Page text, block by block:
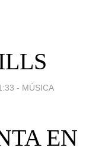
- MÚSICA
EN